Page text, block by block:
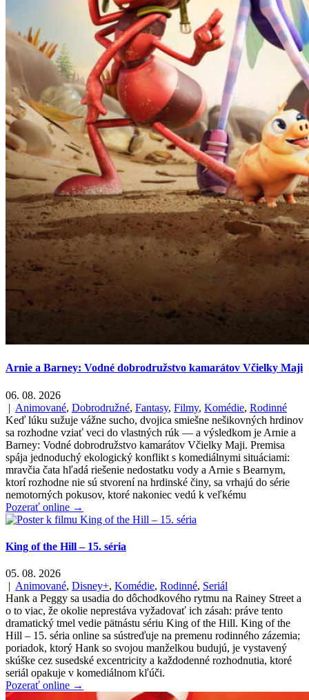
Arnie a Barney: Vodné dobrodružstvo kamarátov Včielky Maji
06. 08. 2026
| Animované, Dobrodružné, Fantasy, Filmy, Komédie, Rodinné
Keď lúku sužuje vážne sucho, dvojica smiešne nešikovných hrdinov
sa rozhodne vziať veci do vlastných rúk — a výsledkom je Arnie a
Barney: Vodné dobrodružstvo kamarátov Včielky Maji. Premisa
spája jednoduchý ekologický konflikt s komediálnymi situáciami:
mravčia čata hľadá riešenie nedostatku vody a Arnie s Bearnym,
ktorí rozhodne nie sú stvorení na hrdinské činy, sa vrhajú do série
nemotorných pokusov, ktoré nakoniec vedú k veľkému
Pozerať online →
King of the Hill – 15. séria
05. 08. 2026
| Animované, Disney+, Komédie, Rodinné, Seriál
Hank a Peggy sa usadia do dôchodkového rytmu na Rainey Street a
o to viac, že okolie neprestáva vyžadovať ich zásah: práve tento
dramatický tmel vedie pätnástu sériu King of the Hill. King of the
Hill – 15. séria online sa sústreďuje na premenu rodinného zázemia;
poriadok, ktorý Hank so svojou manželkou budujú, je vystavený
skúške cez susedské excentricity a každodenné rozhodnutia, ktoré
seriál opakuje v komediálnom kľúči.
Pozerať online →